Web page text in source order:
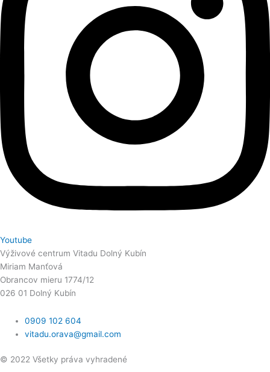
Youtube
Výživové centrum Vitadu Dolný Kubín
Miriam Manťová
Obrancov mieru 1774/12
026 01 Dolný Kubín
0909 102 604
vitadu.orava@gmail.com
© 2022 Všetky práva vyhradené